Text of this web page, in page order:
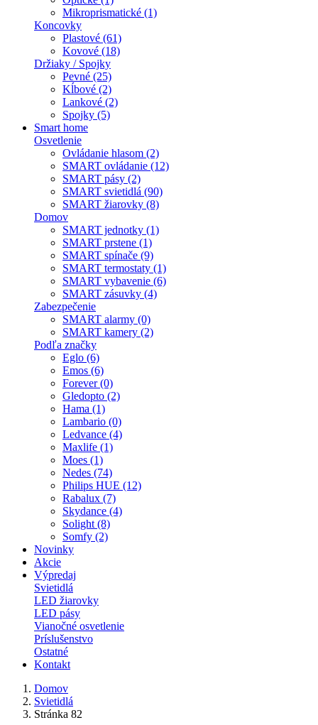
Mikroprismatické (1)
Koncovky
Plastové (61)
Kovové (18)
Držiaky / Spojky
Pevné (25)
Kĺbové (2)
Lankové (2)
Spojky (5)
Smart home
Osvetlenie
Ovládanie hlasom (2)
SMART ovládanie (12)
SMART pásy (2)
SMART svietidlá (90)
SMART žiarovky (8)
Domov
SMART jednotky (1)
SMART prstene (1)
SMART spínače (9)
SMART termostaty (1)
SMART vybavenie (6)
SMART zásuvky (4)
Zabezpečenie
SMART alarmy (0)
SMART kamery (2)
Podľa značky
Eglo (6)
Emos (6)
Forever (0)
Gledopto (2)
Hama (1)
Lambario (0)
Ledvance (4)
Maxlife (1)
Moes (1)
Nedes (74)
Philips HUE (12)
Rabalux (7)
Skydance (4)
Solight (8)
Somfy (2)
Novinky
Akcie
Výpredaj
Svietidlá
LED žiarovky
LED pásy
Vianočné osvetlenie
Príslušenstvo
Ostatné
Kontakt
Domov
Svietidlá
Stránka 82